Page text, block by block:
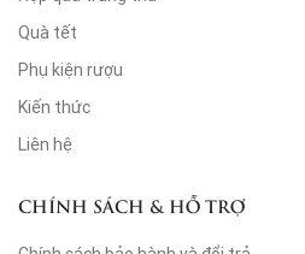
Quà tết
Phụ kiện rượu
Kiến thức
Liên hệ
CHÍNH SÁCH & HỖ TRỢ